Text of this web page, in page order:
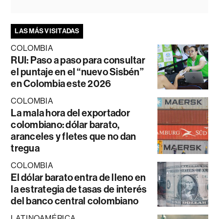
LAS MÁS VISITADAS
COLOMBIA
RUI: Paso a paso para consultar
el puntaje en el “nuevo Sisbén”
en Colombia este 2026
COLOMBIA
La mala hora del exportador
colombiano: dólar barato,
aranceles y fletes que no dan
tregua
COLOMBIA
El dólar barato entra de lleno en
la estrategia de tasas de interés
del banco central colombiano